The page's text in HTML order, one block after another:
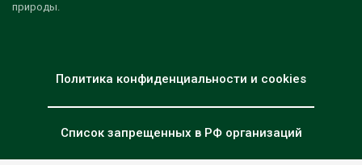
природы.
Политика конфиденциальности и cookies
Список запрещенных в РФ организаций